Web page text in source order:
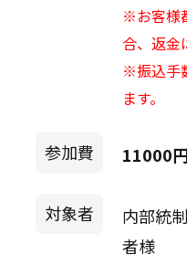
※お客様
合、返金
※振込手
ます。
参加費 11000
対象者
内部統
者様